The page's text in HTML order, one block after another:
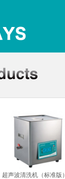
超声波清洗机（标准版）